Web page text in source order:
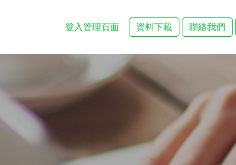
登入管理頁面 資料下載 聯絡我們